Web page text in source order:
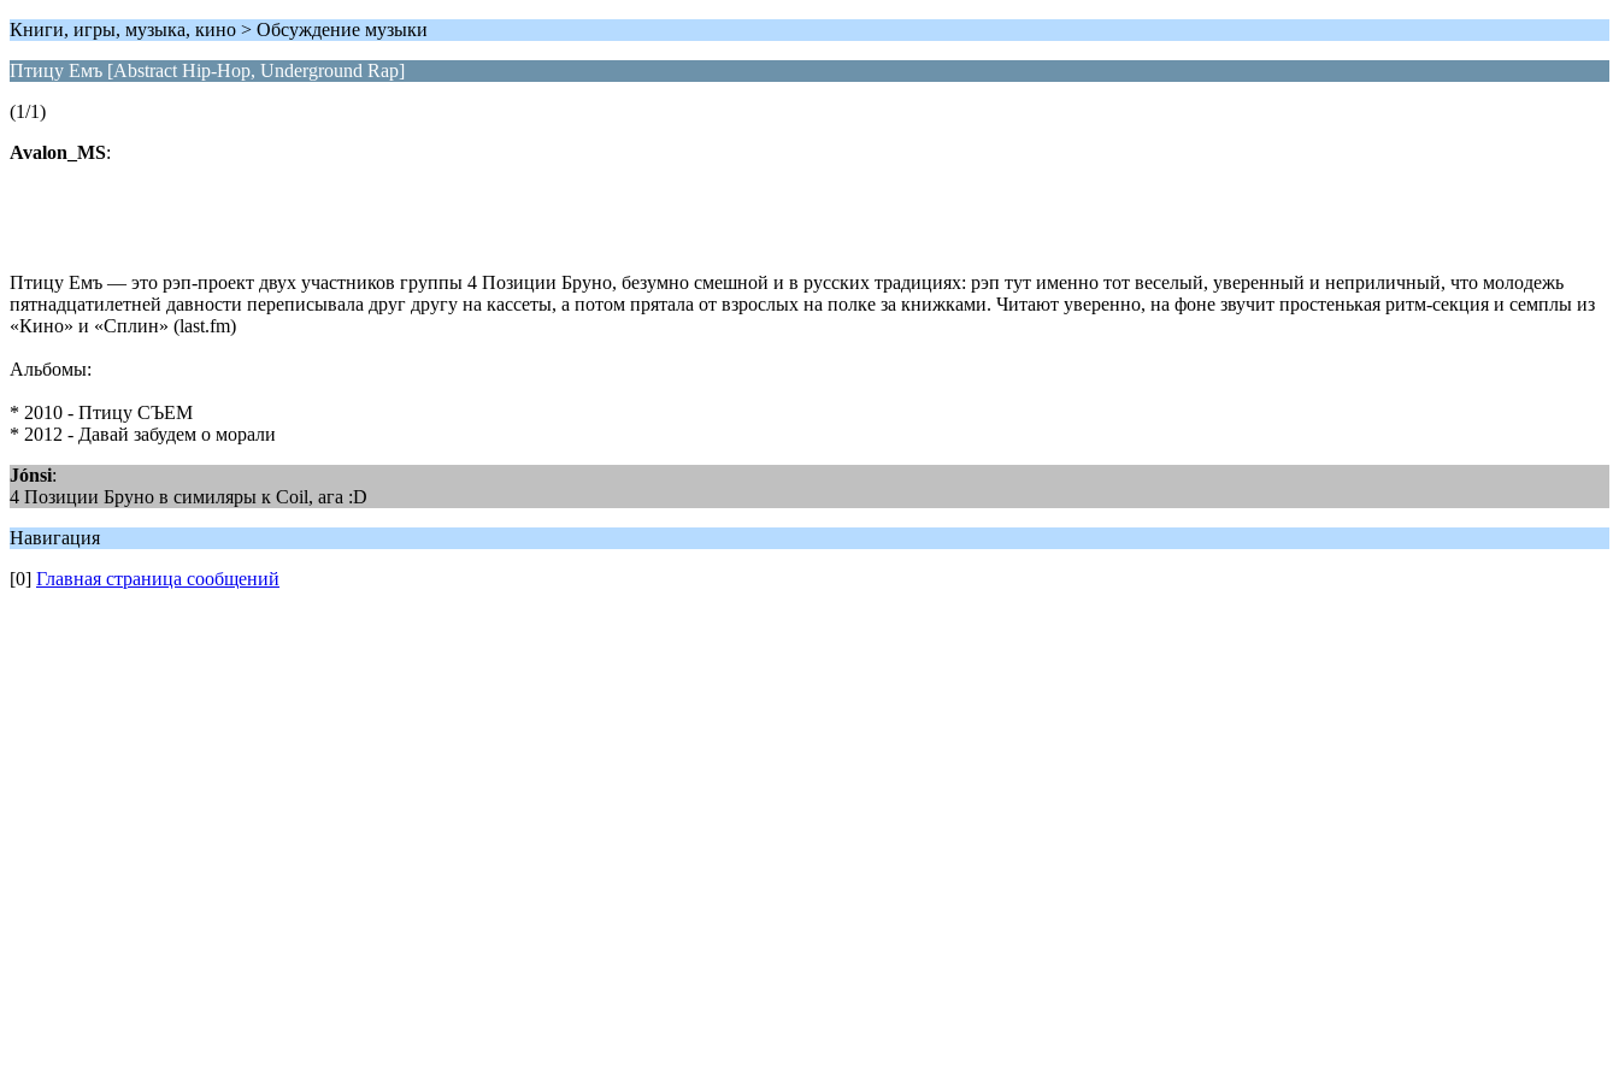
Книги, игры, музыка, кино > Обсуждение музыки
Птицу Емъ [Abstract Hip-Hop, Underground Rap]
(1/1)
Avalon_MS:
Птицу Емъ — это рэп-проект двух участников группы 4 Позиции Бруно, безумно смешной и в русских традициях: рэп тут именно тот веселый, уверенный и неприличный, что молодежь
пятнадцатилетней давности переписывала друг другу на кассеты, а потом прятала от взрослых на полке за книжками. Читают уверенно, на фоне звучит простенькая ритм-секция и семплы из
«Кино» и «Сплин» (last.fm)
Альбомы:
* 2010 - Птицу СЪЕМ
* 2012 - Давай забудем о морали
Jónsi:
4 Позиции Бруно в симиляры к Coil, ага :D
Навигация
[0] Главная страница сообщений